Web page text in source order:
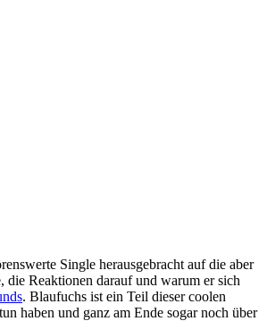
Single herausgebracht auf die aber
Reaktionen darauf und warum er sich
. Blaufuchs ist ein Teil dieser coolen
haben und ganz am Ende sogar noch über